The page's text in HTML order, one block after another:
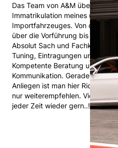
übernahm die
umgebauten
der Abholung
bis hin zum Service.
im Bereich
und Zulassung.
und super
mit speziellen
Richtig. Kann mich
Vielen Dank und